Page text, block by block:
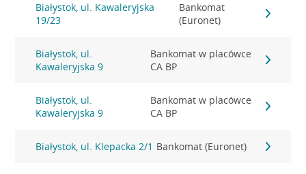
Białystok, ul. Kawaleryjska
19/23
Bankomat
(Euronet)
Białystok, ul.
Kawaleryjska 9
Bankomat w placówce
CA BP
Białystok, ul.
Kawaleryjska 9
Bankomat w placówce
CA BP
Białystok, ul. Klepacka 2/1 Bankomat (Euronet)